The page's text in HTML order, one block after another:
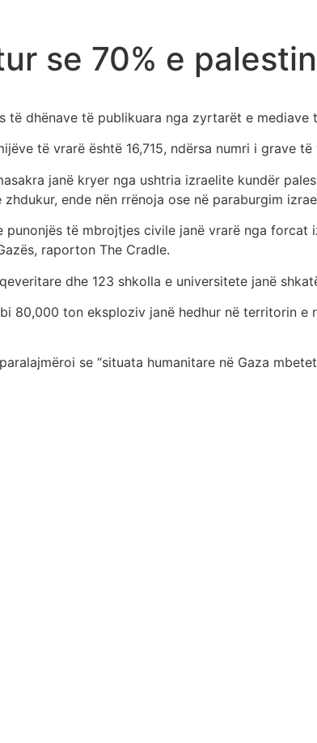
se 70% e
dhënave të publikuara nga zyrtarët e mediave
të vrarë është 16,715, ndërsa numri i grave të
janë kryer nga ushtria izraelite kundër
ende nën rrënoja ose në paraburgim
të mbrojtjes civile janë vrarë nga
raporton The Cradle.
dhe 123 shkolla e universitete janë
80,000 ton eksploziv janë hedhur në territorin
se “situata humanitare në Gaza